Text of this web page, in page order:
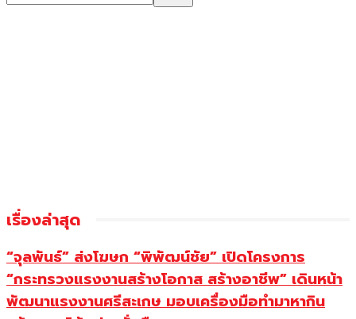
เรื่องล่าสุด
“จุลพันธ์” ส่งโฆษก “พิพัฒน์ชัย” เปิดโครงการ
“กระทรวงแรงงานสร้างโอกาส สร้างอาชีพ” เดินหน้า
พัฒนาแรงงานศรีสะเกษ มอบเครื่องมือทำมาหากิน